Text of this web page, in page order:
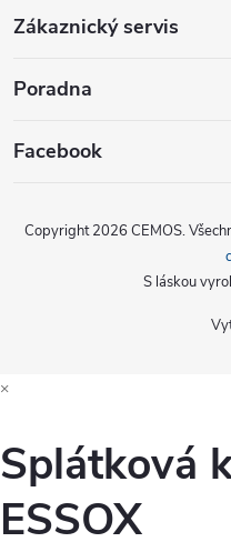
Zákaznický servis
Poradna
Facebook
Copyright 2026 CEMOS.
S láskou
×
Splátková
ESSOX